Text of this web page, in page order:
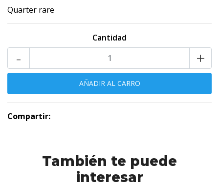
Quarter rare
Cantidad
+
-
Compartir:
También te puede
interesar